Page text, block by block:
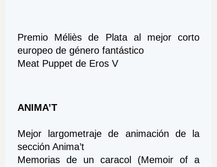
Premio Méliès de Plata al mejor corto
europeo de género fantástico
Meat Puppet de Eros V
ANIMA’T
Mejor largometraje de animación de la
sección Anima’t
Memorias de un caracol (Memoir of a